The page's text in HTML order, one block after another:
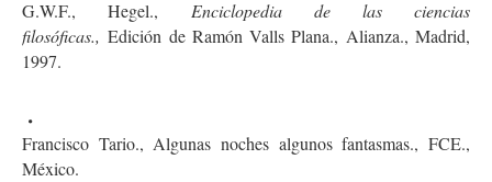
G.W.F., Hegel., Enciclopedia de las ciencias
filosóficas.,Edición de Ramón Valls Plana., Alianza., Madrid,
1997.
Francisco Tario., Algunas noches algunos fantasmas., FCE.,
México.